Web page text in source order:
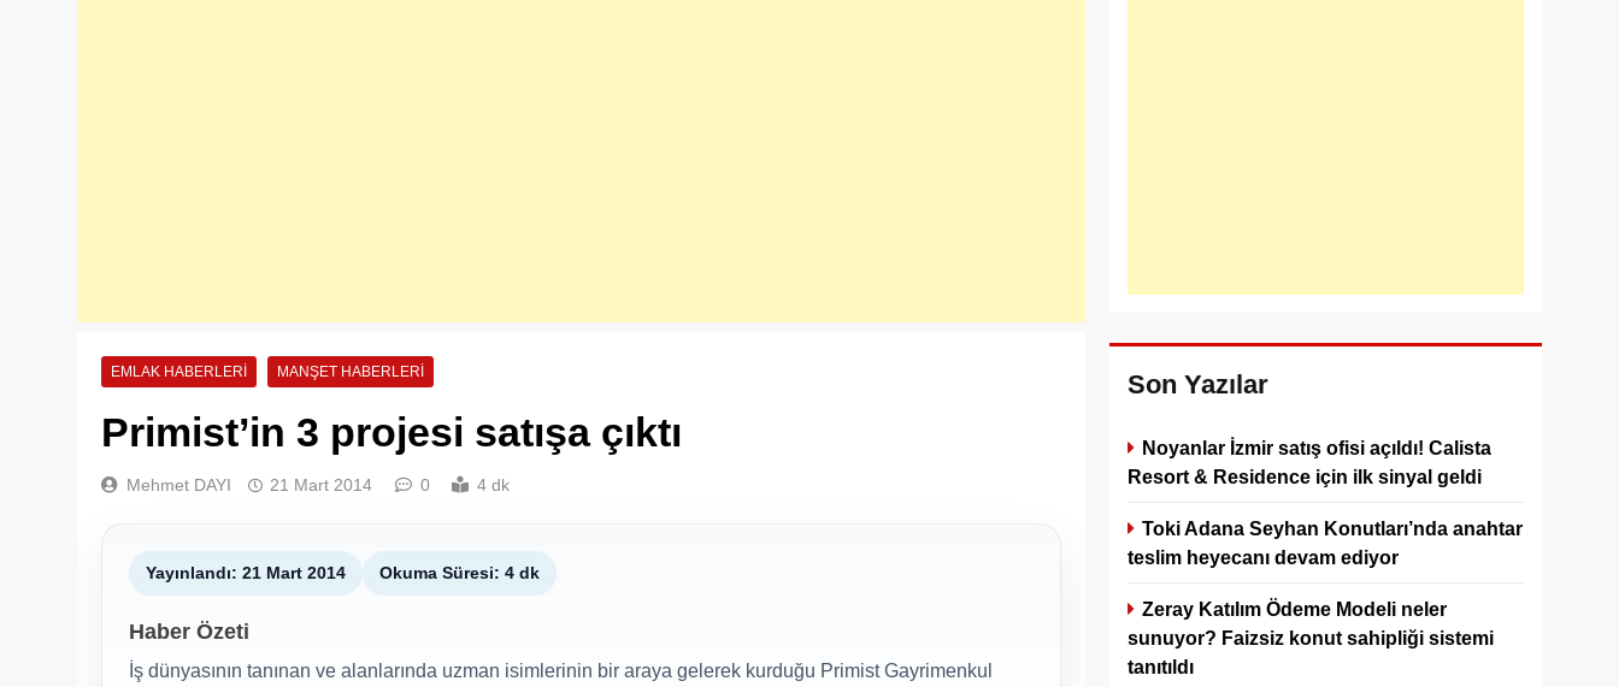
EMLAK HABERLERI MANŞET HABERLERI
Primist’in 3 projesi satışa çıktı
Mehmet DAYI 21 Mart 2014 0 4 dk
Yayınlandı: 21 Mart 2014 Okuma Süresi: 4 dk
Haber Özeti
İş dünyasının tanınan ve alanlarında uzman isimlerinin bir araya gelerek kurduğu Primist Gayrimenkul
Son Yazılar
Noyanlar İzmir satış ofisi açıldı! Calista
Resort & Residence için ilk sinyal geldi
Toki Adana Seyhan Konutları’nda anahtar
teslim heyecanı devam ediyor
Zeray Katılım Ödeme Modeli neler
sunuyor? Faizsiz konut sahipliği sistemi
tanıtıldı